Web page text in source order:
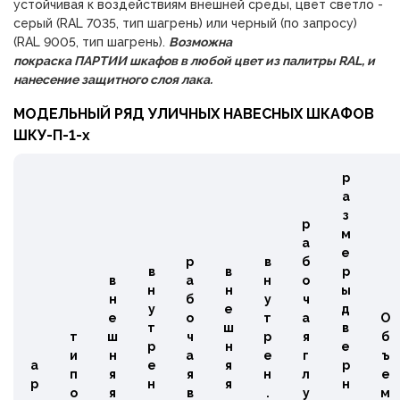
устойчивая к воздействиям внешней среды, цвет светло -
серый (RAL 7035, тип шагрень) или черный (по запросу)
(RAL 9005, тип шагрень). Возможна
покраскаПАРТИИшкафовв любой цвет из палитры RAL, и
нанесение защитного слоя лака.
МОДЕЛЬНЫЙ РЯД УЛИЧНЫХ НАВЕСНЫХ ШКАФОВ
ШКУ-П-1-х
а
р
т
и
п
о
в
н
е
ш
н
я
я
в
н
у
т
р
е
н
р
а
б
о
ч
а
я
в
в
н
е
ш
н
я
я
в
н
у
т
р
е
н
.
р
а
б
о
ч
а
я
г
л
у
р
а
з
м
е
р
ы
д
в
е
р
н
О
б
ъ
е
м